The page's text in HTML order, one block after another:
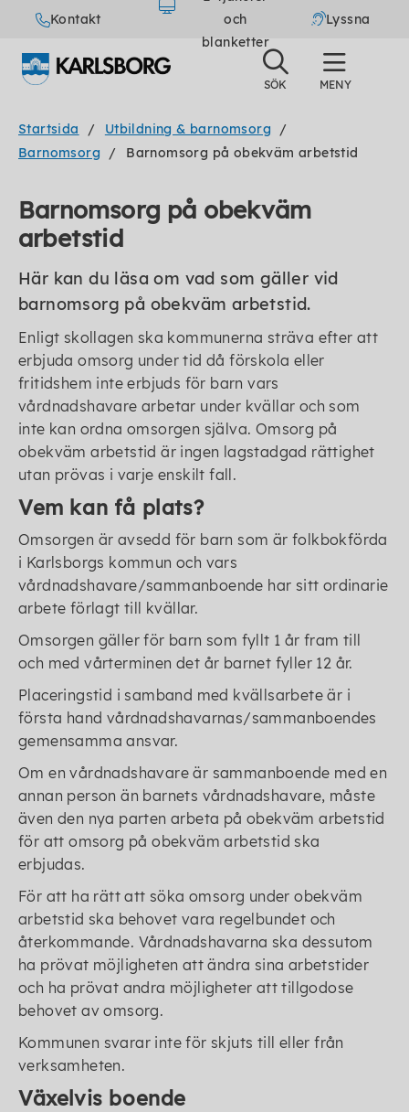
Kontakt
och
blanketter
Lyssna
Startsida
Utbildning & barnomsorg
Barnomsorg
Barnomsorg på obekväm arbetstid
Barnomsorg på obekväm
arbetstid
Här kan du läsa om vad som gäller vid
barnomsorg på obekväm arbetstid.
Enligt skollagen ska kommunerna sträva efter att
erbjuda omsorg under tid då förskola eller
fritidshem inte erbjuds för barn vars
vårdnadshavare arbetar under kvällar och som
inte kan ordna omsorgen själva. Omsorg på
obekväm arbetstid är ingen lagstadgad rättighet
utan prövas i varje enskilt fall.
Vem kan få plats?
Omsorgen är avsedd för barn som är folkbokförda
i Karlsborgs kommun och vars
vårdnadshavare/sammanboende har sitt ordinarie
arbete förlagt till kvällar.
Omsorgen gäller för barn som fyllt 1 år fram till
och med vårterminen det år barnet fyller 12 år.
Placeringstid i samband med kvällsarbete är i
första hand vårdnadshavarnas/sammanboendes
gemensamma ansvar.
Om en vårdnadshavare är sammanboende med en
annan person än barnets vårdnadshavare, måste
även den nya parten arbeta på obekväm arbetstid
för att omsorg på obekväm arbetstid ska
erbjudas.
För att ha rätt att söka omsorg under obekväm
arbetstid ska behovet vara regelbundet och
återkommande. Vårdnadshavarna ska dess­utom
ha prövat möjligheten att ändra sina arbetstider
och ha prövat andra möjligheter att tillgodose
behovet av omsorg.
Kommunen svarar inte för skjuts till eller från
verksamheten.
Växelvis boende